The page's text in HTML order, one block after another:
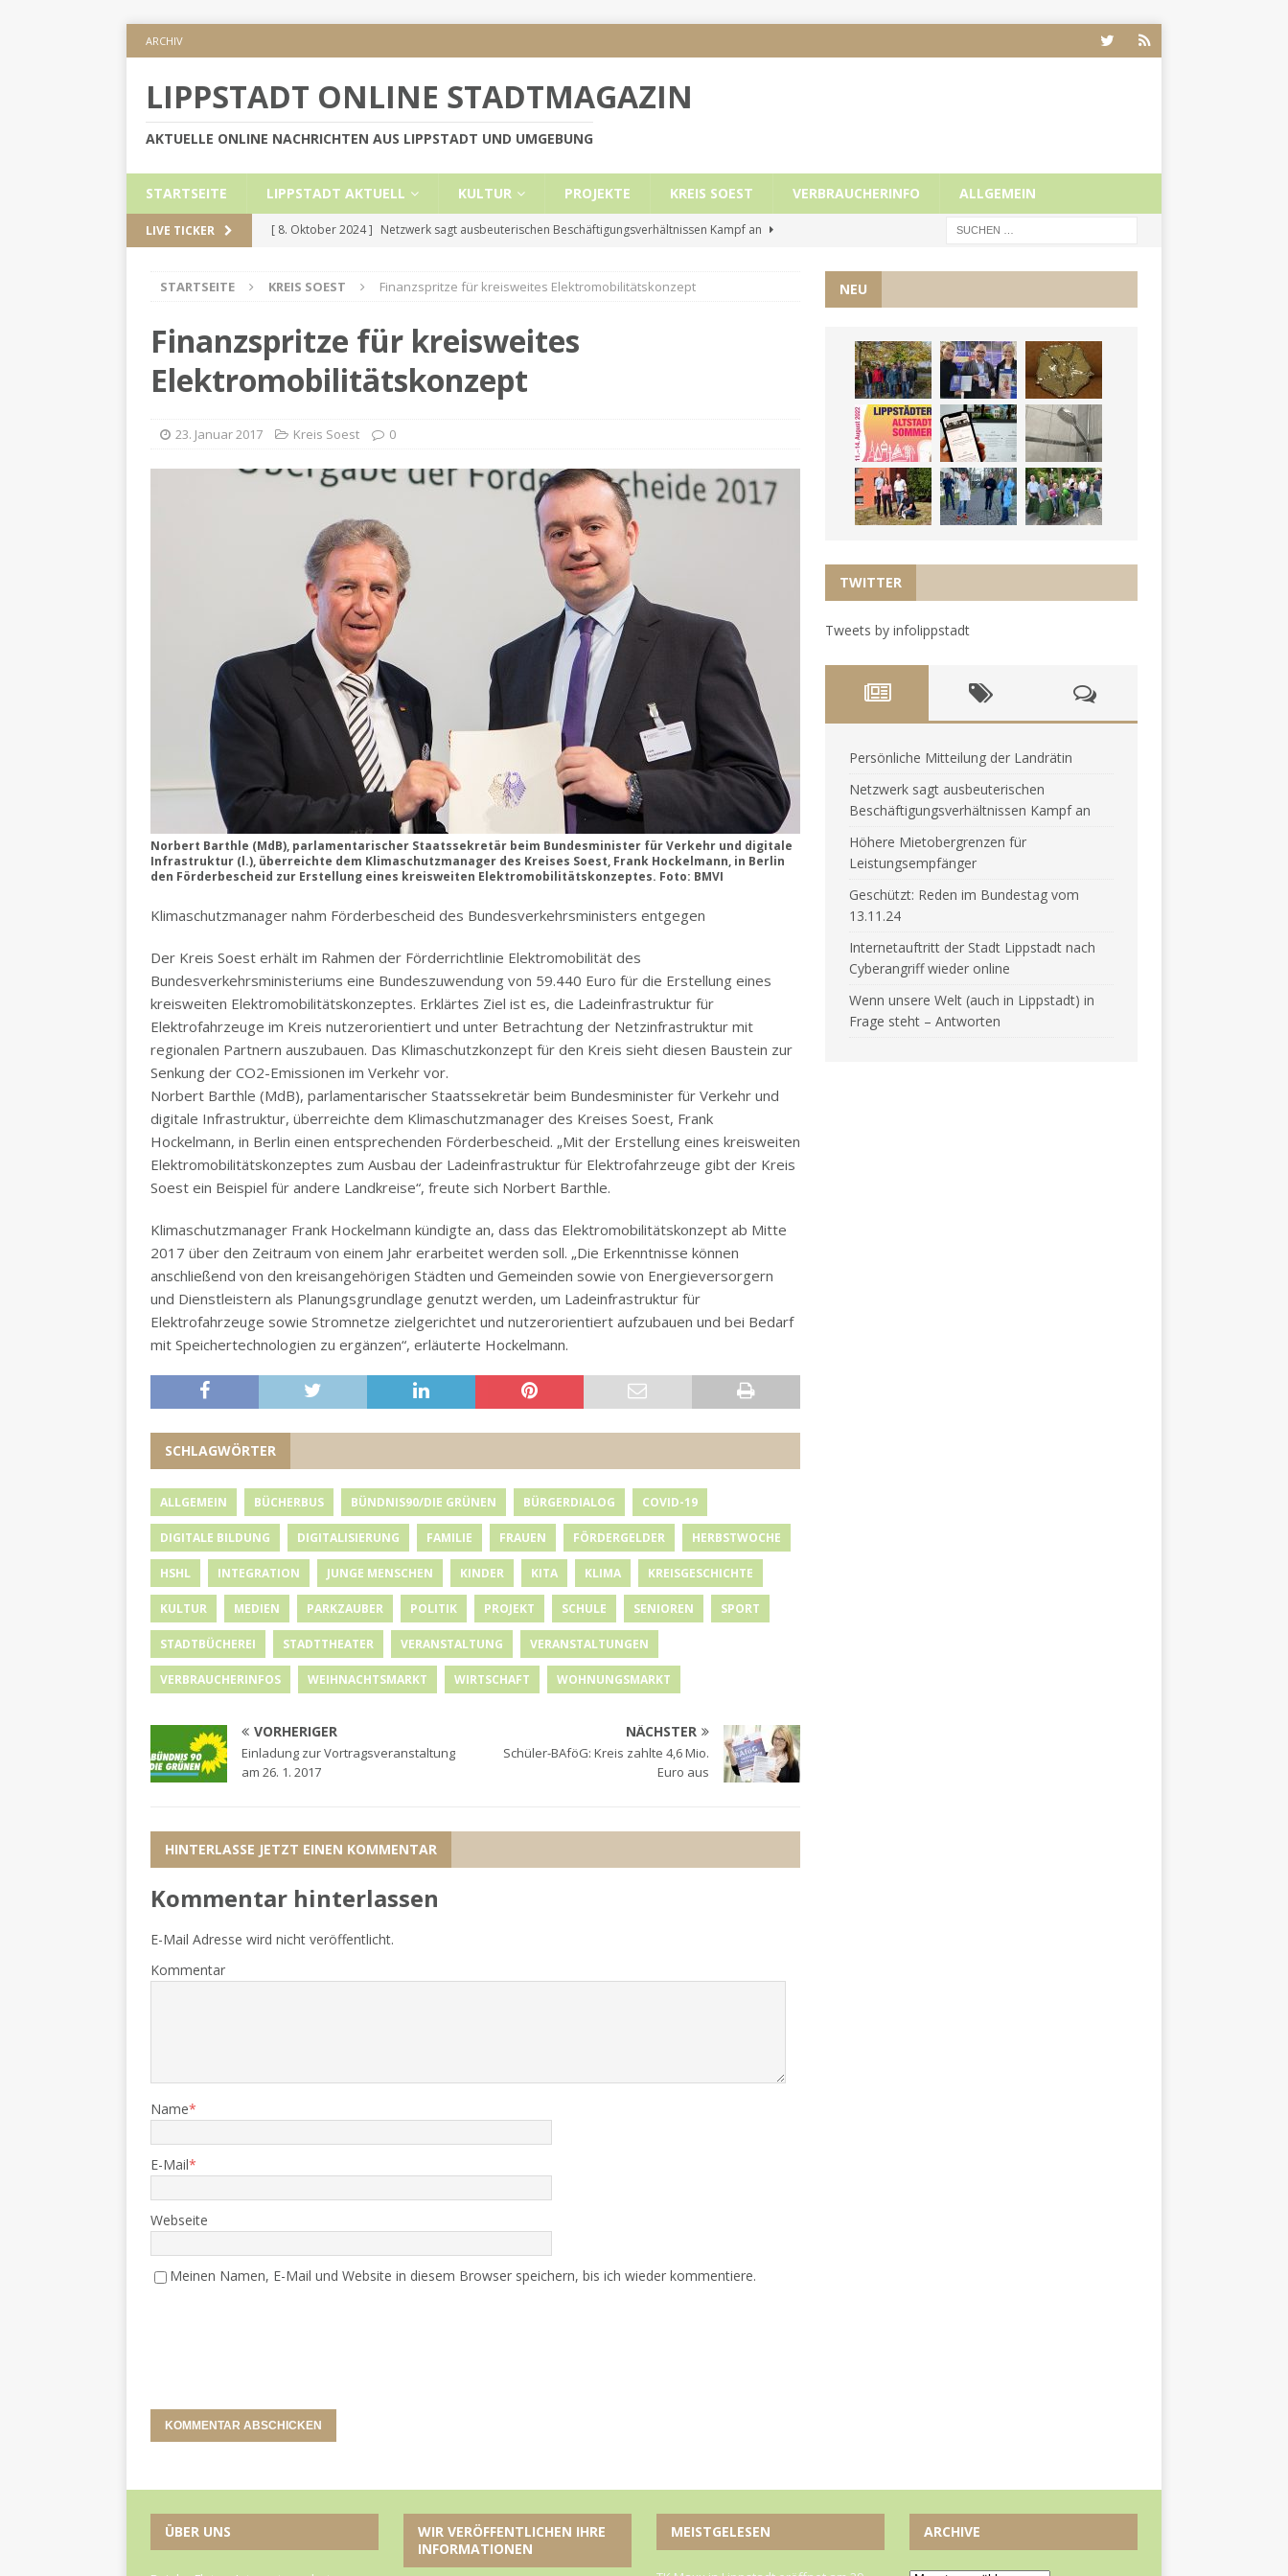
ARCHIV
LIPPSTADT ONLINE STADTMAGAZIN
AKTUELLE ONLINE NACHRICHTEN AUS LIPPSTADT UND UMGEBUNG
STARTSEITE LIPPSTADT AKTUELL KULTUR PROJEKTE KREIS SOEST VERBRAUCHERINFO ALLGEMEIN
LIVE TICKER [ 8. Oktober 2024 ] Netzwerk sagt ausbeuterischen Beschäftigungsverhältnissen Kampf an
[ 5. September 2024 ] Höhere Mietobergrenzen für Leistungsempfänger
KREIS SOEST
[ 2. September 2024 ]
Geschützt: Reden im Bundestag vom 13.11.24
LIPPSTADT AKTUELL
STARTSEITE KREIS SOEST Finanzspritze für kreisweites Elektromobilitätskonzept
Finanzspritze für kreisweites
Elektromobilitätskonzept
23. Januar 2017 Kreis Soest 0
Norbert Barthle (MdB), parlamentarischer Staatssekretär beim Bundesminister für Verkehr und digitale
Infrastruktur (l.), überreichte dem Klimaschutzmanager des Kreises Soest, Frank Hockelmann, in Berlin
den Förderbescheid zur Erstellung eines kreisweiten Elektromobilitätskonzeptes. Foto: BMVI
Klimaschutzmanager nahm Förderbescheid des Bundesverkehrsministers entgegen
Der Kreis Soest erhält im Rahmen der Förderrichtlinie Elektromobilität des
Bundesverkehrsministeriums eine Bundeszuwendung von 59.440 Euro für die Erstellung eines
kreisweiten Elektromobilitätskonzeptes. Erklärtes Ziel ist es, die Ladeinfrastruktur für
Elektrofahrzeuge im Kreis nutzerorientiert und unter Betrachtung der Netzinfrastruktur mit
regionalen Partnern auszubauen. Das Klimaschutzkonzept für den Kreis sieht diesen Baustein zur
Senkung der CO2-Emissionen im Verkehr vor.
Norbert Barthle (MdB), parlamentarischer Staatssekretär beim Bundesminister für Verkehr und
digitale Infrastruktur, überreichte dem Klimaschutzmanager des Kreises Soest, Frank
Hockelmann, in Berlin einen entsprechenden Förderbescheid. „Mit der Erstellung eines kreisweiten
Elektromobilitätskonzeptes zum Ausbau der Ladeinfrastruktur für Elektrofahrzeuge gibt der Kreis
Soest ein Beispiel für andere Landkreise“, freute sich Norbert Barthle.
Klimaschutzmanager Frank Hockelmann kündigte an, dass das Elektromobilitätskonzept ab Mitte
2017 über den Zeitraum von einem Jahr erarbeitet werden soll. „Die Erkenntnisse können
anschließend von den kreisangehörigen Städten und Gemeinden sowie von Energieversorgern
und Dienstleistern als Planungsgrundlage genutzt werden, um Ladeinfrastruktur für
Elektrofahrzeuge sowie Stromnetze zielgerichtet und nutzerorientiert aufzubauen und bei Bedarf
mit Speichertechnologien zu ergänzen“, erläuterte Hockelmann.
SCHLAGWÖRTER
ALLGEMEIN BÜCHERBUS BÜNDNIS90/DIE GRÜNEN BÜRGERDIALOG COVID-19
DIGITALE BILDUNG DIGITALISIERUNG FAMILIE FRAUEN FÖRDERGELDER HERBSTWOCHE
HSHL INTEGRATION JUNGE MENSCHEN KINDER KITA KLIMA KREISGESCHICHTE
KULTUR MEDIEN PARKZAUBER POLITIK PROJEKT SCHULE SENIOREN SPORT
STADTBÜCHEREI STADTTHEATER VERANSTALTUNG VERANSTALTUNGEN
VERBRAUCHERINFOS WEIHNACHTSMARKT WIRTSCHAFT WOHNUNGSMARKT
VORHERIGER
Einladung zur Vortragsveranstaltung
am 26. 1. 2017
NÄCHSTER
Schüler-BAföG: Kreis zahlte 4,6 Mio.
Euro aus
HINTERLASSE JETZT EINEN KOMMENTAR
Kommentar hinterlassen
E-Mail Adresse wird nicht veröffentlicht.
Kommentar
Name*
E-Mail*
Webseite
Meinen Namen, E-Mail und Website in diesem Browser speichern, bis ich wieder kommentiere.
NEU
TWITTER
Tweets by infolippstadt
Persönliche Mitteilung der Landrätin
Netzwerk sagt ausbeuterischen
Beschäftigungsverhältnissen Kampf an
Höhere Mietobergrenzen für
Leistungsempfänger
Geschützt: Reden im Bundestag vom
13.11.24
Internetauftritt der Stadt Lippstadt nach
Cyberangriff wieder online
Wenn unsere Welt (auch in Lippstadt) in
Frage steht – Antworten
ÜBER UNS
WIR VERÖFFENTLICHEN IHRE
INFORMATIONEN
MEISTGELESEN ARCHIVE